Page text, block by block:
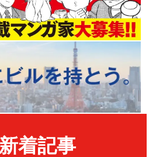
新着記事